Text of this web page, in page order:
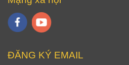
ĐĂNG KÝ EMAIL